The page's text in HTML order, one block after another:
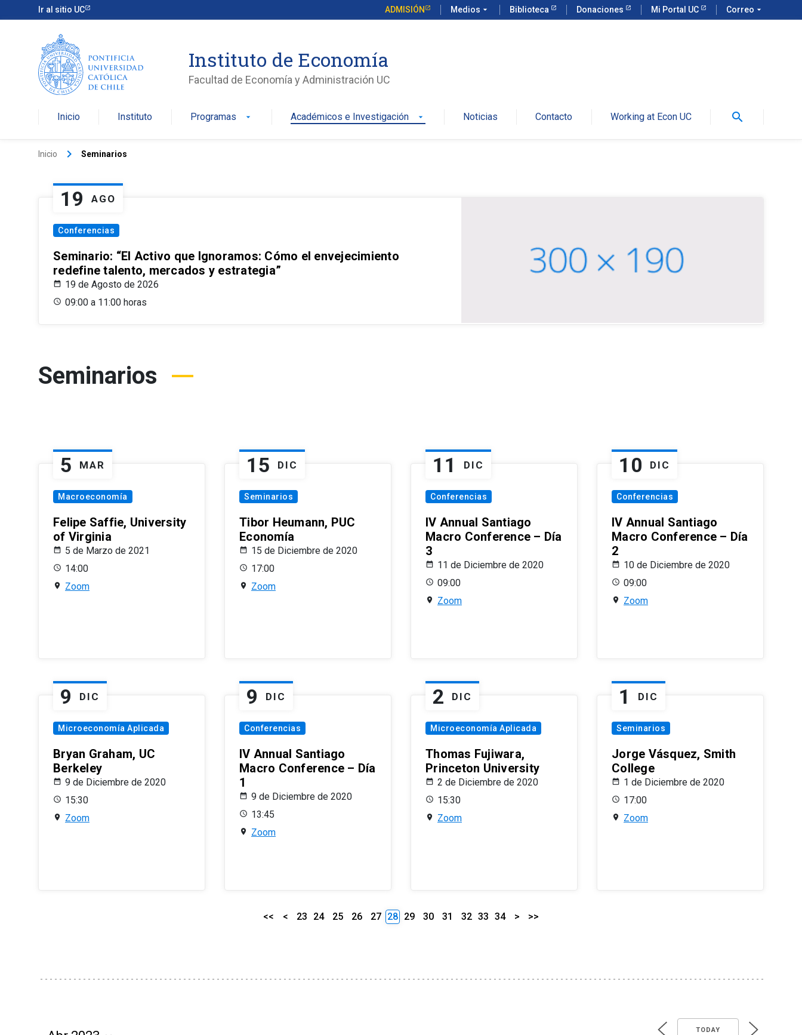
Ir al sitio UC ADMISIÓN Medios arrow_drop_down Biblioteca Donaciones Mi Portal UC Correo arrow_drop_down
Instituto de Economía
Facultad de Economía y Administración UC
Inicio Instituto Programas arrow_drop_down Académicos e Investigación arrow_drop_down Noticias Contacto Working at Econ UC search
Inicio keyboard_arrow_right Seminarios
19 AGO
Conferencias
Seminario: “El Activo que Ignoramos: Cómo el envejecimiento
redefine talento, mercados y estrategia”
19 de Agosto de 2026
09:00 a 11:00 horas
Seminarios
5 MAR
Macroeconomía
Felipe Saffie, University
of Virginia
5 de Marzo de 2021
14:00
Zoom
15 DIC
Seminarios
Tibor Heumann, PUC
Economía
15 de Diciembre de 2020
17:00
Zoom
11 DIC
Conferencias
IV Annual Santiago
Macro Conference – Día
3
11 de Diciembre de 2020
09:00
Zoom
10 DIC
Conferencias
IV Annual Santiago
Macro Conference – Día
2
10 de Diciembre de 2020
09:00
Zoom
9 DIC
Microeconomía Aplicada
Bryan Graham, UC
Berkeley
9 de Diciembre de 2020
15:30
Zoom
9 DIC
Conferencias
IV Annual Santiago
Macro Conference – Día
1
9 de Diciembre de 2020
13:45
Zoom
2 DIC
Microeconomía Aplicada
Thomas Fujiwara,
Princeton University
2 de Diciembre de 2020
15:30
Zoom
1 DIC
Seminarios
Jorge Vásquez, Smith
College
1 de Diciembre de 2020
17:00
Zoom
<< < 23 24 25 26 27 28 29 30 31 32 33 34 > >>
TODAY